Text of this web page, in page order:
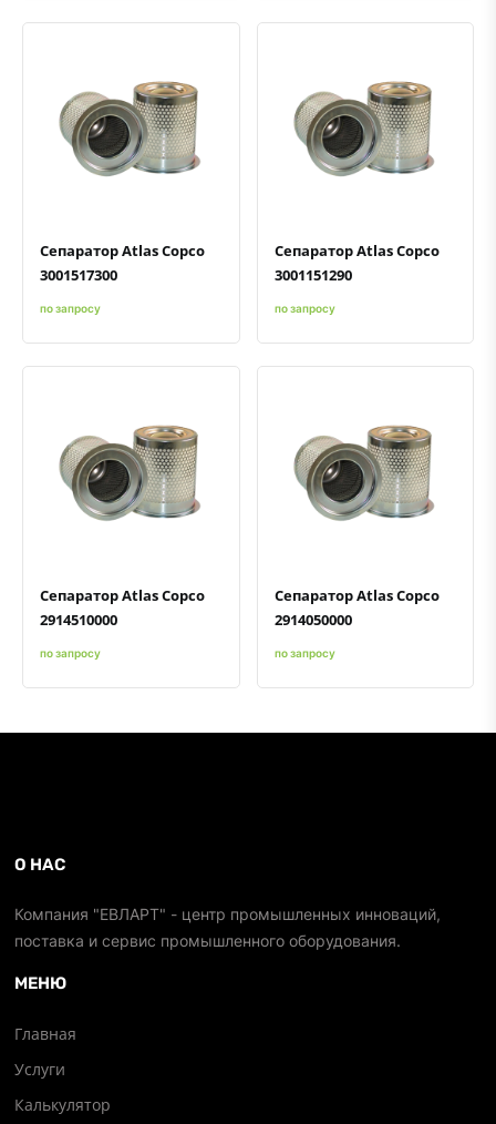
Быстрый просмотрДобавить к сравнению
Добавить в избранное
Сепаратор Atlas Copco
3001517300
по запросу
Быстрый просмотрДобавить к сравнению
Добавить в избранное
Сепаратор Atlas Copco
3001151290
по запросу
Быстрый просмотрДобавить к сравнению
Добавить в избранное
Сепаратор Atlas Copco
2914510000
по запросу
Быстрый просмотрДобавить к сравнению
Добавить в избранное
Сепаратор Atlas Copco
2914050000
по запросу
О НАС
Компания "ЕВЛАРТ" - центр промышленных инноваций,
поставка и сервис промышленного оборудования.
МЕНЮ
Главная
Услуги
Калькулятор